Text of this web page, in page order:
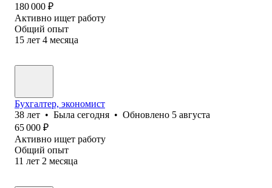
180 000 ₽
Активно ищет работу
Общий опыт
15 лет 4 месяца
Бухгалтер, экономист
38 лет • Была сегодня • Обновлено 5 августа
65 000 ₽
Активно ищет работу
Общий опыт
11 лет 2 месяца